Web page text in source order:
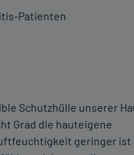
Patienten
Schutzhülle unserer
Grad die hauteigene
geringer ist